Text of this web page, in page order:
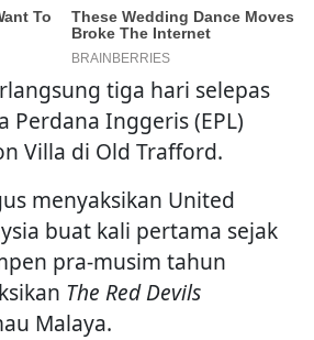
tiga hari selepas
Perdana Inggeris (EPL)
Villa di Old Trafford.
menyaksikan United
buat kali pertama sejak
pra-musim tahun
The Red Devils
Malaya.